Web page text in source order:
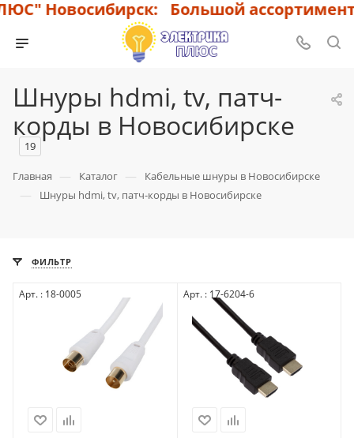
Новосибирск: Большой
Шнуры hdmi, tv, патч-
корды в Новосибирске
19
Главная — Каталог — Кабельные шнуры в Новосибирске
— Шнуры hdmi, tv, патч-корды в Новосибирске
ФИЛЬТР
Арт. : 18-0005 Арт. : 17-6204-6